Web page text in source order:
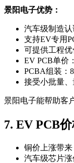
景阳电子优势：
汽车级制造认
支持EV专用
可提供工程
EV PCB单价
PCBA组装：
接受小批量
景阳电子能帮助客
7. EV PCB
铜价上涨带来
汽车级芯片涨